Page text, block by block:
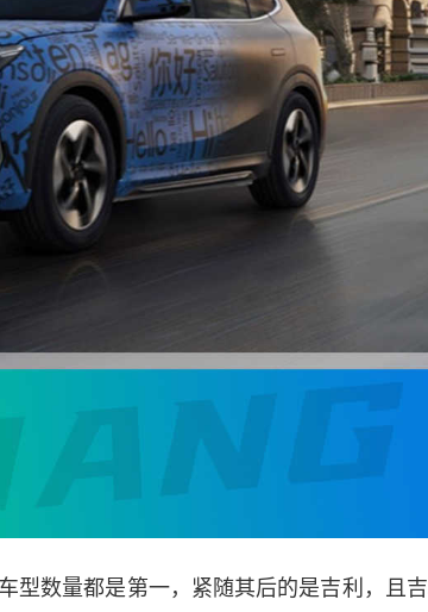
型数量都是第一，紧随其后的是吉利，且吉